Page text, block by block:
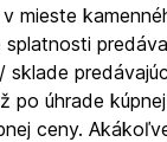
mieste
splatnosti
po úhrade
ceny.